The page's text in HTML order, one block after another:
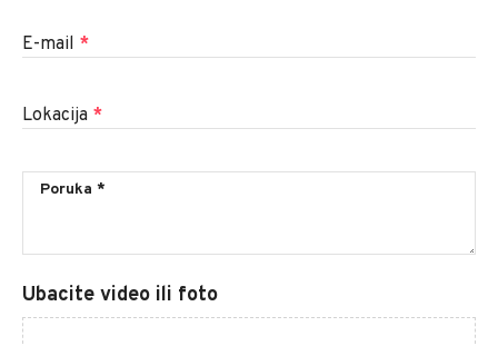
E-mail *
Lokacija *
Ubacite video ili foto